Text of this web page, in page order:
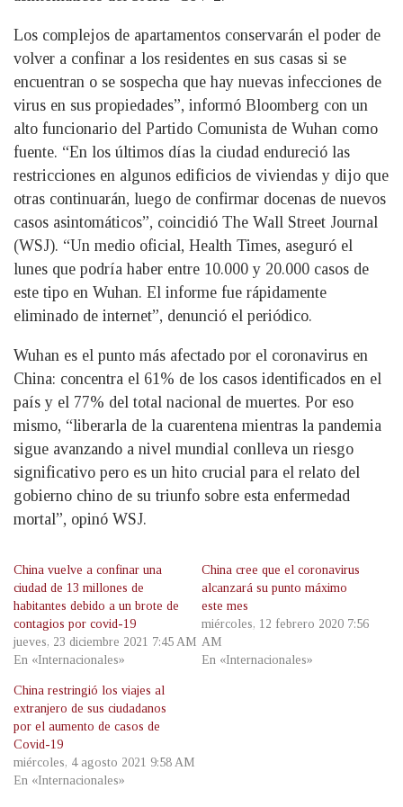
Los complejos de apartamentos conservarán el poder de
volver a confinar a los residentes en sus casas si se
encuentran o se sospecha que hay nuevas infecciones de
virus en sus propiedades”, informó Bloomberg con un
alto funcionario del Partido Comunista de Wuhan como
fuente. “En los últimos días la ciudad endureció las
restricciones en algunos edificios de viviendas y dijo que
otras continuarán, luego de confirmar docenas de nuevos
casos asintomáticos”, coincidió The Wall Street Journal
(WSJ). “Un medio oficial, Health Times, aseguró el
lunes que podría haber entre 10.000 y 20.000 casos de
este tipo en Wuhan. El informe fue rápidamente
eliminado de internet”, denunció el periódico.
Wuhan es el punto más afectado por el coronavirus en
China: concentra el 61% de los casos identificados en el
país y el 77% del total nacional de muertes. Por eso
mismo, “liberarla de la cuarentena mientras la pandemia
sigue avanzando a nivel mundial conlleva un riesgo
significativo pero es un hito crucial para el relato del
gobierno chino de su triunfo sobre esta enfermedad
mortal”, opinó WSJ.
China vuelve a confinar una
ciudad de 13 millones de
habitantes debido a un brote de
contagios por covid-19
jueves, 23 diciembre 2021 7:45 AM
En «Internacionales»
China cree que el coronavirus
alcanzará su punto máximo
este mes
miércoles, 12 febrero 2020 7:56
AM
En «Internacionales»
China restringió los viajes al
extranjero de sus ciudadanos
por el aumento de casos de
Covid-19
miércoles, 4 agosto 2021 9:58 AM
En «Internacionales»